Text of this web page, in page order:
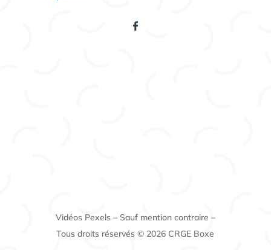
Vidéos Pexels – Sauf mention contraire –
Tous droits réservés © 2026 CRGE Boxe